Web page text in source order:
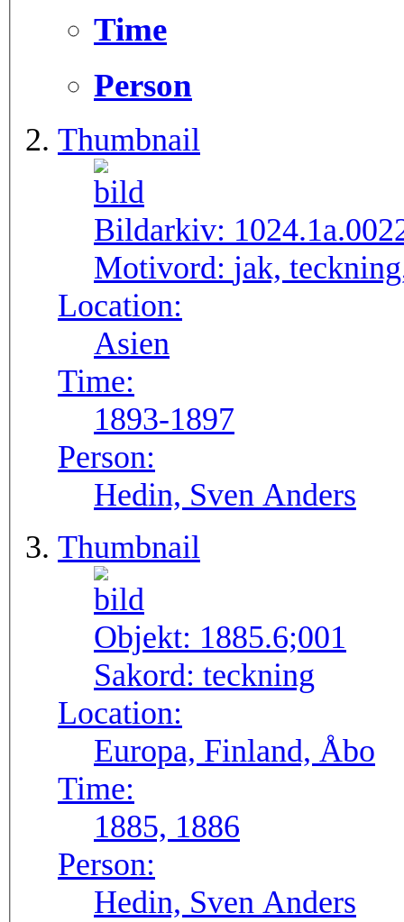
Time
Person
Thumbnail
Bildarkiv:
Motivord: jak,
Location:
Asien
Time:
1893-1897
Person:
Hedin, Sven Anders
Thumbnail
Objekt: 1885.6;001
Sakord: teckning
Location:
Europa, Finland, Åbo
Time:
1885, 1886
Person:
Hedin, Sven Anders